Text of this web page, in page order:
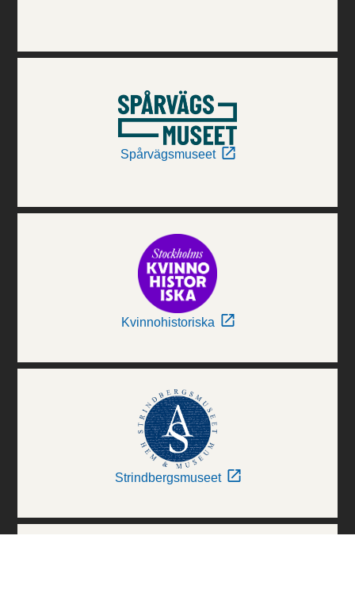
Spårvägsmuseet
Kvinnohistoriska
Strindbergsmuseet